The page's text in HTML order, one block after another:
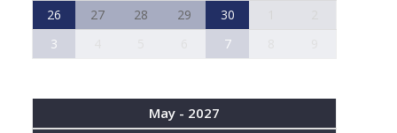
26
27 28 29 30
3
7
May - 2027